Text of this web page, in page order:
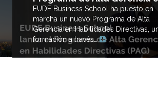
EUDE Business School ha puesto en
marcha un nuevo Programa de Alta
Gerencia en Habilidades Directivas,
formación a través…